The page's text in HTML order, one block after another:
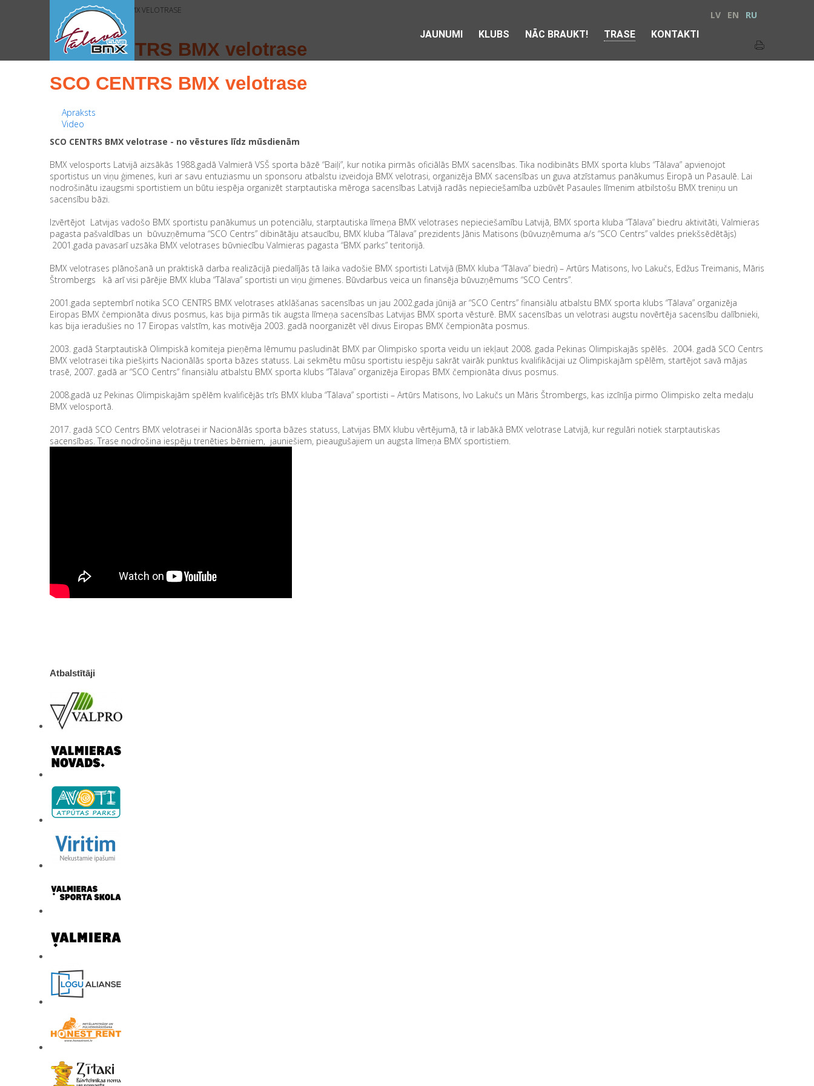
LV EN
RU
JAUNUMI
KLUBS NĀC BRAUKT! TRASE KONTAKTI
HOME>SCO CENTRS BMX VELOTRASE
SCO CENTRS BMX velotrase
SCO CENTRS BMX velotrase
Apraksts
Video
SCO CENTRS BMX velotrase - no vēstures līdz mūsdienām
BMX velosports Latvijā aizsākās 1988.gadā Valmierā VSŠ sporta bāzē “Baiļi”, kur notika pirmās oficiālās BMX sacensības. Tika nodibināts BMX sporta klubs “Tālava” apvienojot
sportistus un viņu ģimenes, kuri ar savu entuziasmu un sponsoru atbalstu izveidoja BMX velotrasi, organizēja BMX sacensības un guva atzīstamus panākumus Eiropā un Pasaulē. Lai
nodrošinātu izaugsmi sportistiem un būtu iespēja organizēt starptautiska mēroga sacensības Latvijā radās nepieciešamība uzbūvēt Pasaules līmenim atbilstošu BMX treniņu un
sacensību bāzi.
Izvērtējot Latvijas vadošo BMX sportistu panākumus un potenciālu, starptautiska līmeņa BMX velotrases nepieciešamību Latvijā, BMX sporta kluba “Tālava” biedru aktivitāti, Valmieras
pagasta pašvaldības un būvuzņēmuma “SCO Centrs” dibinātāju atsaucību, BMX kluba “Tālava” prezidents Jānis Matisons (būvuzņēmuma a/s “SCO Centrs” valdes priekšsēdētājs)
2001.gada pavasarī uzsāka BMX velotrases būvniecību Valmieras pagasta “BMX parks” teritorijā.
BMX velotrases plānošanā un praktiskā darba realizācijā piedalījās tā laika vadošie BMX sportisti Latvijā (BMX kluba “Tālava” biedri) – Artūrs Matisons, Ivo Lakučs, Edžus Treimanis, Māris
Štrombergs kā arī visi pārējie BMX kluba “Tālava” sportisti un viņu ģimenes. Būvdarbus veica un finansēja būvuzņēmums “SCO Centrs”.
2001.gada septembrī notika SCO CENTRS BMX velotrases atklāšanas sacensības un jau 2002.gada jūnijā ar “SCO Centrs” finansiālu atbalstu BMX sporta klubs “Tālava” organizēja
Eiropas BMX čempionāta divus posmus, kas bija pirmās tik augsta līmeņa sacensības Latvijas BMX sporta vēsturē. BMX sacensības un velotrasi augstu novērtēja sacensību dalībnieki,
kas bija ieradušies no 17 Eiropas valstīm, kas motivēja 2003. gadā noorganizēt vēl divus Eiropas BMX čempionāta posmus.
2003. gadā Starptautiskā Olimpiskā komiteja pieņēma lēmumu pasludināt BMX par Olimpisko sporta veidu un iekļaut 2008. gada Pekinas Olimpiskajās spēlēs. 2004. gadā SCO Centrs
BMX velotrasei tika piešķirts Nacionālās sporta bāzes statuss. Lai sekmētu mūsu sportistu iespēju sakrāt vairāk punktus kvalifikācijai uz Olimpiskajām spēlēm, startējot savā mājas
trasē, 2007. gadā ar “SCO Centrs” finansiālu atbalstu BMX sporta klubs “Tālava” organizēja Eiropas BMX čempionāta divus posmus.
2008.gadā uz Pekinas Olimpiskajām spēlēm kvalificējās trīs BMX kluba “Tālava” sportisti – Artūrs Matisons, Ivo Lakučs un Māris Štrombergs, kas izcīnīja pirmo Olimpisko zelta medaļu
BMX velosportā.
2017. gadā SCO Centrs BMX velotrasei ir Nacionālās sporta bāzes statuss, Latvijas BMX klubu vērtējumā, tā ir labākā BMX velotrase Latvijā, kur regulāri notiek starptautiskas
sacensības. Trase nodrošina iespēju trenēties bērniem, jauniešiem, pieaugušajiem un augsta līmeņa BMX sportistiem.
Atbalstītāji